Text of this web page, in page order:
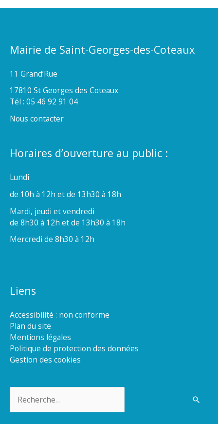
Mairie de Saint-Georges-des-Coteaux
11 Grand’Rue
17810 St Georges des Coteaux
Tél : 05 46 92 91 04
Nous contacter
Horaires d’ouverture au public :
Lundi
de 10h à 12h et de 13h30 à 18h
Mardi, jeudi et vendredi
de 8h30 à 12h et de 13h30 à 18h
Mercredi de 8h30 à 12h
Liens
Accessibilité : non conforme
Plan du site
Mentions légales
Politique de protection des données
Gestion des cookies